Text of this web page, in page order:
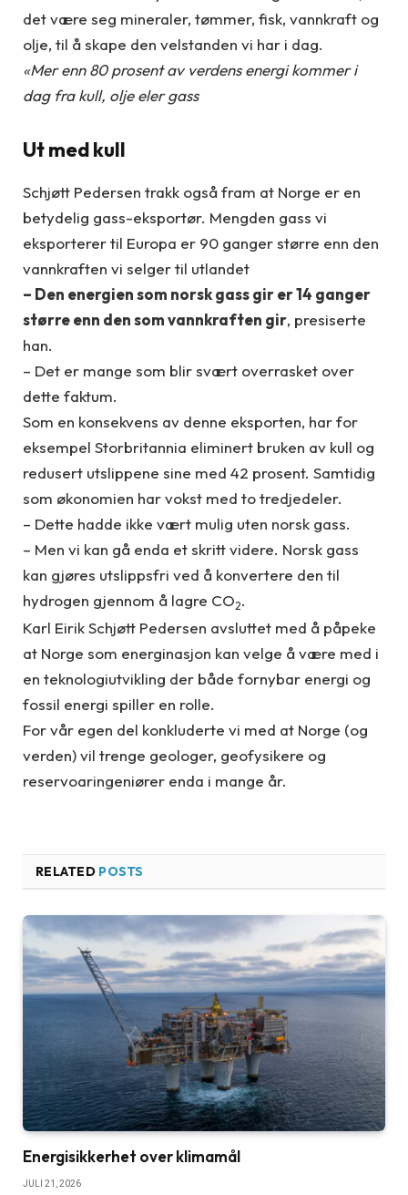
det være seg mineraler, tømmer, fisk, vannkraft og
olje, til å skape den velstanden vi har i dag.
«Mer enn 80 prosent av verdens energi kommer i
dag fra kull, olje eler gass
Ut med kull
Schjøtt Pedersen trakk også fram at Norge er en
betydelig gass-eksportør. Mengden gass vi
eksporterer til Europa er 90 ganger større enn den
vannkraften vi selger til utlandet
– Den energien som norsk gass gir er 14 ganger
større enn den som vannkraften gir, presiserte
han.
– Det er mange som blir svært overrasket over
dette faktum.
Som en konsekvens av denne eksporten, har for
eksempel Storbritannia eliminert bruken av kull og
redusert utslippene sine med 42 prosent. Samtidig
som økonomien har vokst med to tredjedeler.
– Dette hadde ikke vært mulig uten norsk gass.
– Men vi kan gå enda et skritt videre. Norsk gass
kan gjøres utslippsfri ved å konvertere den til
hydrogen gjennom å lagre CO2.
Karl Eirik Schjøtt Pedersen avsluttet med å påpeke
at Norge som energinasjon kan velge å være med i
en teknologiutvikling der både fornybar energi og
fossil energi spiller en rolle.
For vår egen del konkluderte vi med at Norge (og
verden) vil trenge geologer, geofysikere og
reservoaringeniører enda i mange år.
RELATED POSTS
Energisikkerhet over klimamål
JULI 21, 2026